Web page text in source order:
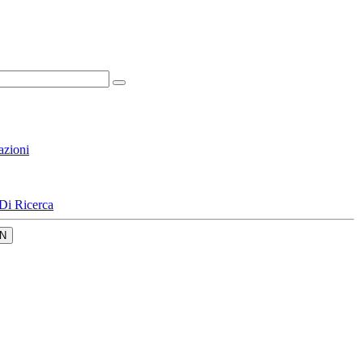
Ricerca